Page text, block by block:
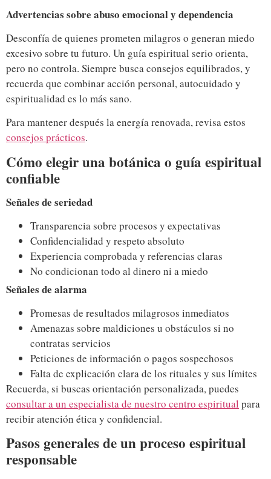
Advertencias sobre abuso emocional y dependencia
Desconfía de quienes prometen milagros o generan miedo
excesivo sobre tu futuro. Un guía espiritual serio orienta,
pero no controla. Siempre busca consejos equilibrados, y
recuerda que combinar acción personal, autocuidado y
espiritualidad es lo más sano.
Para mantener después la energía renovada, revisa estos
consejos prácticos.
Cómo elegir una botánica o guía espiritual
confiable
Señales de seriedad
Transparencia sobre procesos y expectativas
Confidencialidad y respeto absoluto
Experiencia comprobada y referencias claras
No condicionan todo al dinero ni a miedo
Señales de alarma
Promesas de resultados milagrosos inmediatos
Amenazas sobre maldiciones u obstáculos si no
contratas servicios
Peticiones de información o pagos sospechosos
Falta de explicación clara de los rituales y sus límites
Recuerda, si buscas orientación personalizada, puedes
consultar a un especialista de nuestro centro espiritual para
recibir atención ética y confidencial.
Pasos generales de un proceso espiritual
responsable